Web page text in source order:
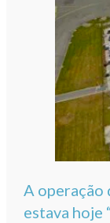
A operação
estava hoje